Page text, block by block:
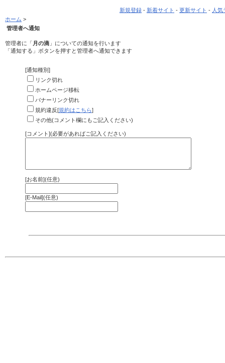
新規登録 - 新着サイト - 更新サイト - 人
ホーム >
管理者へ通知
管理者に「 月の滴 」についての通知を行います
「通知する」ボタンを押すと管理者へ通知できます
[通知種別]
リンク切れ
ホームページ移転
バナーリンク切れ
規約違反[規約はこちら]
その他(コメント欄にもご記入ください)
[コメント](必要があればご記入ください)
[お名前](任意)
[E-Mail](任意)